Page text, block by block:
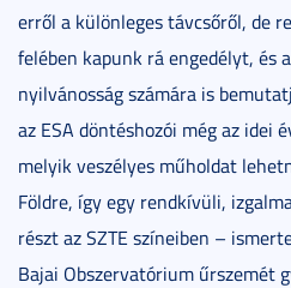
erről a különleges távcsőről, de
felében kapunk rá engedélyt, és
nyilvánosság számára is
az ESA döntéshozói még az idei
melyik veszélyes műholdat
Földre, így egy rendkívüli,
részt az SZTE színeiben –
Bajai Obszervatórium űrszemét